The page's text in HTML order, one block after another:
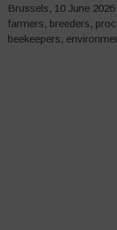
Brussels, 10 June
farmers, breeders,
beekeepers,